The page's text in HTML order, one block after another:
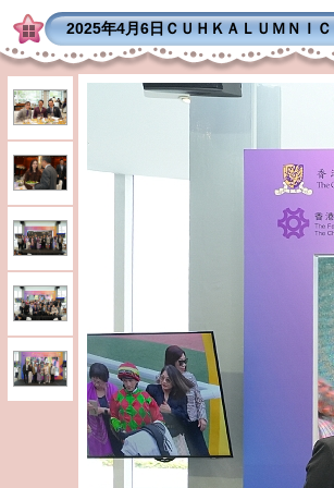
2025年4月6日ＣＵＨＫＡＬＵＭＮＩＣ